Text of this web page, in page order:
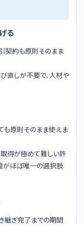
る
契約も原則そのまま
直しが不要で、人材や
も原則そのまま使えま
得が極めて難しい許
がほぼ唯一の選択肢
継ぎ完了までの期間